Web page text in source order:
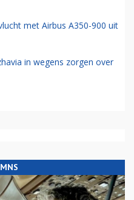
met Airbus A350-900 uit
in wegens zorgen over